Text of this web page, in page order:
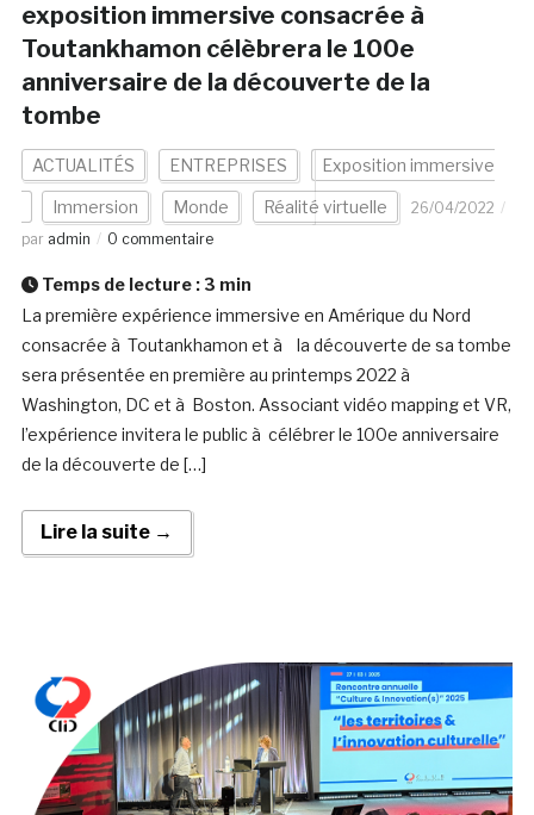
exposition immersive consacrée à
Toutankhamon célèbrera le 100e
anniversaire de la découverte de la
tombe
ACTUALITÉS ENTREPRISES Exposition immersive
Immersion Monde Réalité virtuelle
26/04/2022
par admin 0 commentaire
Temps de lecture : 3 min
La première expérience immersive en Amérique du Nord
consacrée à Toutankhamon et à la découverte de sa tombe
sera présentée en première au printemps 2022 à
Washington, DC et à Boston. Associant vidéo mapping et VR,
l’expérience invitera le public à célébrer le 100e anniversaire
de la découverte de […]
Lire la suite →